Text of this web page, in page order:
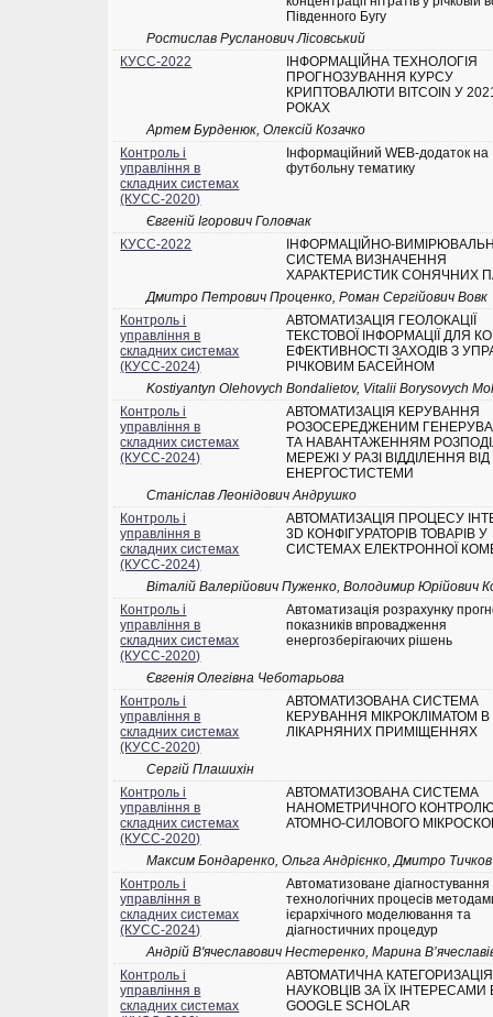
Південного Бугу
Ростислав Русланович Лісовський
КУСС-2022
ІНФОРМАЦІЙНА ТЕХНОЛОГІЯ
ПРОГНОЗУВАННЯ КУРСУ
КРИПТОВАЛЮТИ BITCOIN У
РОКАХ
Артем Бурденюк, Олексій Козачко
Контроль і
управління в
складних системах
(КУСС-2020)
Інформаційний WEB-додаток на
футбольну тематику
Євгеній Ігорович Головчак
КУСС-2022
ІНФОРМАЦІЙНО-
СИСТЕМА ВИЗНАЧЕННЯ
ХАРАКТЕРИСТИК СОНЯЧНИХ
Дмитро Петрович Проценко, Роман Сергійович Вовк
Контроль і
управління в
складних системах
(КУСС-2024)
АВТОМАТИЗАЦІЯ ГЕОЛОКАЦІЇ
ТЕКСТОВОЇ ІНФОРМАЦІЇ ДЛЯ
ЕФЕКТИВНОСТІ ЗАХОДІВ З
РІЧКОВИМ БАСЕЙНОМ
Kostiyantyn Olehovych Bondalietov, Vitalii Borysovych
Контроль і
управління в
складних системах
(КУСС-2024)
АВТОМАТИЗАЦІЯ КЕРУВАННЯ
РОЗОСЕРЕДЖЕНИМ
ТА НАВАНТАЖЕННЯМ
МЕРЕЖІ У РАЗІ ВІДДІЛЕННЯ ВІД
ЕНЕРГОСТИСТЕМИ
Станіслав Леонідович Андрушко
Контроль і
управління в
складних системах
(КУСС-2024)
АВТОМАТИЗАЦІЯ ПРОЦЕСУ
3D КОНФІГУРАТОРІВ ТОВАРІВ У
СИСТЕМАХ ЕЛЕКТРОННОЇ
Віталій Валерійович Пуженко, Володимир Юрійович
Контроль і
управління в
складних системах
(КУСС-2020)
Автоматизація розрахунку
показників впровадження
енергозберігаючих рішень
Євгенія Олегівна Чеботарьова
Контроль і
управління в
складних системах
(КУСС-2020)
АВТОМАТИЗОВАНА СИСТЕМА
КЕРУВАННЯ МІКРОКЛІМАТОМ В
ЛІКАРНЯНИХ ПРИМІЩЕННЯХ
Сергій Плашихін
Контроль і
управління в
складних системах
(КУСС-2020)
АВТОМАТИЗОВАНА СИСТЕМА
НАНОМЕТРИЧНОГО КОНТРОЛЮ
АТОМНО-СИЛОВОГО
Максим Бондаренко, Ольга Андрієнко, Дмитро Тичков
Контроль і
управління в
складних системах
(КУСС-2024)
Автоматизоване діагностування
технологічних процесів
ієрархічного моделювання та
діагностичних процедур
Андрій В'ячеславович Нестеренко, Марина
Контроль і
управління в
складних системах
АВТОМАТИЧНА КАТЕГОРИЗАЦІЯ
НАУКОВЦІВ ЗА ЇХ ІНТЕРЕСАМИ
GOOGLE SCHOLAR